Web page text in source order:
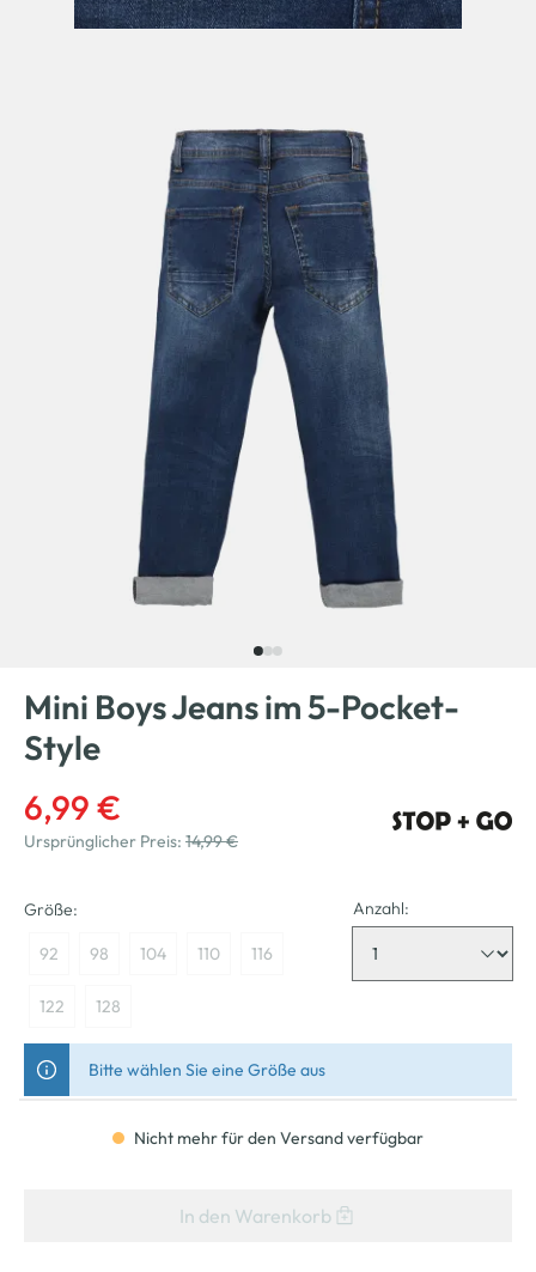
Mini Boys Jeans im 5-Pocket-
Style
6,99 €
Ursprünglicher Preis: 14,99 €
Größe:
92 98 104 110 116
122 128
Anzahl:
Bitte wählen Sie eine Größe aus
Nicht mehr für den Versand verfügbar
In den Warenkorb